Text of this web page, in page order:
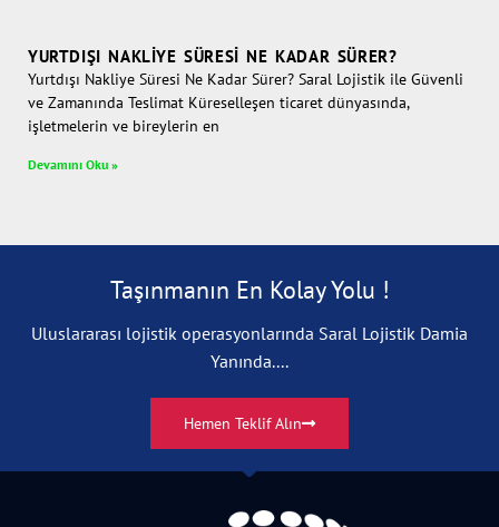
YURTDIŞI NAKLIYE SÜRESI NE KADAR SÜRER?
Yurtdışı Nakliye Süresi Ne Kadar Sürer? Saral Lojistik ile Güvenli
ve Zamanında Teslimat Küreselleşen ticaret dünyasında,
işletmelerin ve bireylerin en
Devamını Oku »
Taşınmanın En Kolay Yolu !
Uluslararası lojistik operasyonlarında Saral Lojistik Damia
Yanında....
Hemen Teklif Alın